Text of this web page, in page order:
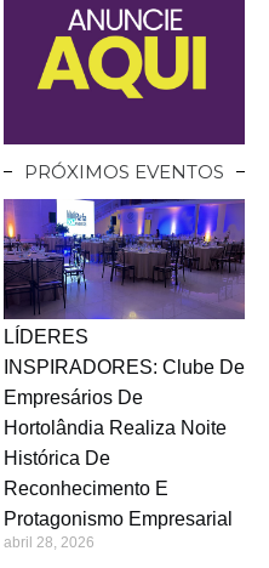
PRÓXIMOS EVENTOS
LÍDERES
INSPIRADORES: Clube De
Empresários De
Hortolândia Realiza Noite
Histórica De
Reconhecimento E
Protagonismo Empresarial
abril 28, 2026